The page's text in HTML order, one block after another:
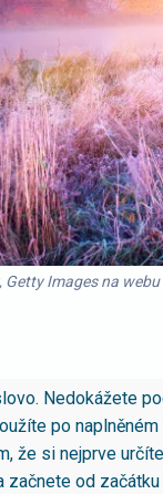
Images na
Nedokážete
po
že si nejprve
od